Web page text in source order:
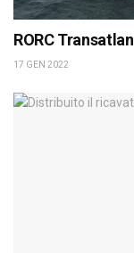
RORC
17 GEN 2022